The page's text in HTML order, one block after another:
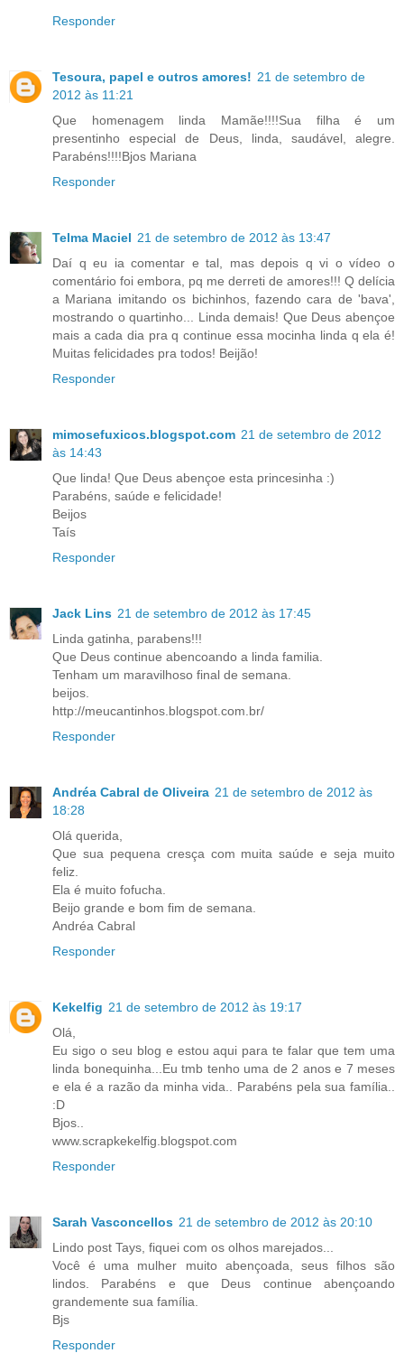
Responder
Tesoura, papel e outros amores! 21 de setembro de
2012 às 11:21
Que homenagem linda Mamãe!!!!Sua filha é um
presentinho especial de Deus, linda, saudável, alegre.
Parabéns!!!!Bjos Mariana
Responder
Telma Maciel 21 de setembro de 2012 às 13:47
Daí q eu ia comentar e tal, mas depois q vi o vídeo o
comentário foi embora, pq me derreti de amores!!! Q delícia
a Mariana imitando os bichinhos, fazendo cara de 'bava',
mostrando o quartinho... Linda demais! Que Deus abençoe
mais a cada dia pra q continue essa mocinha linda q ela é!
Muitas felicidades pra todos! Beijão!
Responder
mimosefuxicos.blogspot.com 21 de setembro de 2012
às 14:43
Que linda! Que Deus abençoe esta princesinha :)
Parabéns, saúde e felicidade!
Beijos
Taís
Responder
Jack Lins 21 de setembro de 2012 às 17:45
Linda gatinha, parabens!!!
Que Deus continue abencoando a linda familia.
Tenham um maravilhoso final de semana.
beijos.
http://meucantinhos.blogspot.com.br/
Responder
Andréa Cabral de Oliveira 21 de setembro de 2012 às
18:28
Olá querida,
Que sua pequena cresça com muita saúde e seja muito
feliz.
Ela é muito fofucha.
Beijo grande e bom fim de semana.
Andréa Cabral
Responder
Kekelfig 21 de setembro de 2012 às 19:17
Olá,
Eu sigo o seu blog e estou aqui para te falar que tem uma
linda bonequinha...Eu tmb tenho uma de 2 anos e 7 meses
e ela é a razão da minha vida.. Parabéns pela sua família..
:D
Bjos..
www.scrapkekelfig.blogspot.com
Responder
Sarah Vasconcellos 21 de setembro de 2012 às 20:10
Lindo post Tays, fiquei com os olhos marejados...
Você é uma mulher muito abençoada, seus filhos são
lindos. Parabéns e que Deus continue abençoando
grandemente sua família.
Bjs
Responder